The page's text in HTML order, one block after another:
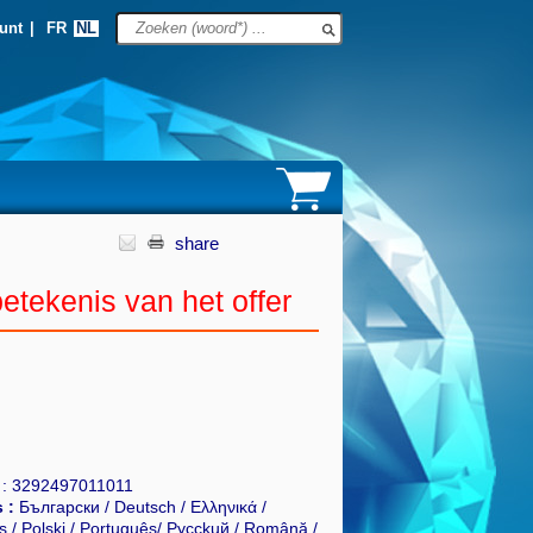
FR NL
share
van het offer
3292497011011
: Български / Deutsch / Ελληνικά /
/ Polski / Português/ Pycckuй / Română /